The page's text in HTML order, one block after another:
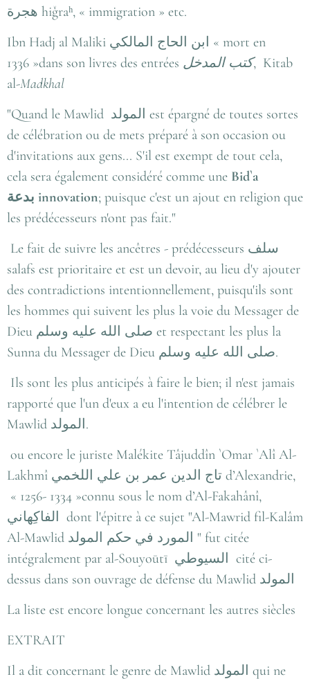
هجرة hiǧraʰ, « immigration » etc.
Ibn Hadj al Maliki ابن الحاج المالكي « mort en
1336 »dans son livres des entrées كتب المدخل, Kitab
al-Madkhal
"Quand le Mawlid المولد est épargné de toutes sortes
de célébration ou de mets préparé à son occasion ou
d'invitations aux gens... S'il est exempt de tout cela,
cela sera également considéré comme une Bid`a
بدعة innovation; puisque c'est un ajout en religion que
les prédécesseurs n'ont pas fait."
Le fait de suivre les ancêtres - prédécesseurs سلف
salafs est prioritaire et est un devoir, au lieu d'y ajouter
des contradictions intentionnellement, puisqu'ils sont
les hommes qui suivent les plus la voie du Messager de
Dieu صلى الله عليه وسلم et respectant les plus la
Sunna du Messager de Dieu صلى الله عليه وسلم.
Ils sont les plus anticipés à faire le bien; il n'est jamais
rapporté que l'un d'eux a eu l'intention de célébrer le
Mawlid المولد .
ou encore le juriste Malékite Tâjuddîn `Omar `Alî Al-
Lakhmî تاج الدين عمر بن علي اللخمي d’Alexandrie,
« 1256- 1334 »connu sous le nom d’Al-Fakahânî,
الفاكِهاني
dont l'épitre à ce sujet "Al-Mawrid fil-Kalâm
Al-Mawlid المورد في حكم المولد " fut citée
intégralement par al-Souyoūtī السيوطي
cité ci-
dessus dans son ouvrage de défense du Mawlid المولد
La liste est encore longue concernant les autres siècles
EXTRAIT
Il a dit concernant le genre de Mawlid المولد qui ne